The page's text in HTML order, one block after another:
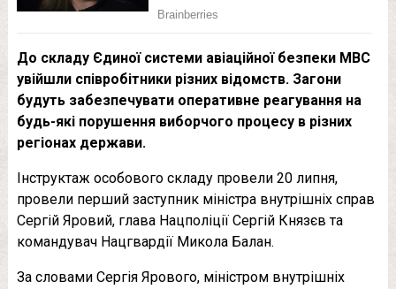
До складу Єдиної системи авіаційної безпеки МВС
увійшли співробітники різних відомств. Загони
будуть забезпечувати оперативне реагування на
будь-які порушення виборчого процесу в різних
регіонах держави.
Інструктаж особового складу провели 20 липня,
провели перший заступник міністра внутрішніх справ
Сергій Яровий, глава Нацполіції Сергій Князєв та
командувач Нацгвардії Микола Балан.
За словами Сергія Ярового, міністром внутрішніх